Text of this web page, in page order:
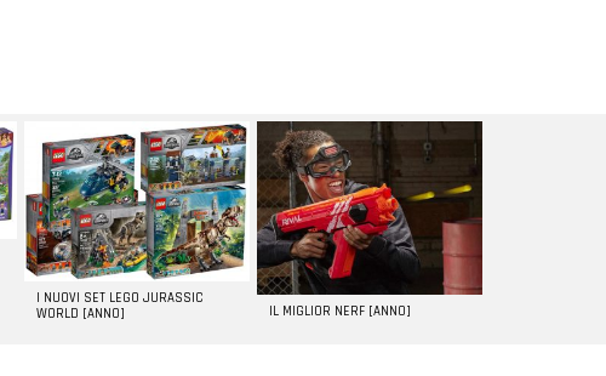
I NUOVI SET LEGO JURASSIC
WORLD [ANNO]
IL MIGLIOR NERF [ANNO]